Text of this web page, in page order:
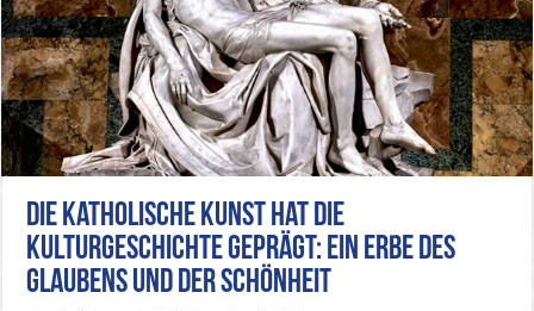
Die katholische Kunst hat die
Kulturgeschichte geprägt: Ein Erbe des
Glaubens und der Schönheit